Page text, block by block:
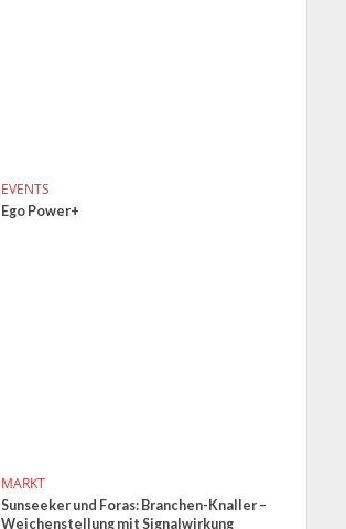
EVENTS
Ego Power+
MARKT
Sunseeker und Foras: Branchen-Knaller –
Weichenstellung mit Signalwirkung